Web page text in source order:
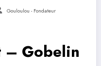
Gouloulou - Fondateur
Gobelin